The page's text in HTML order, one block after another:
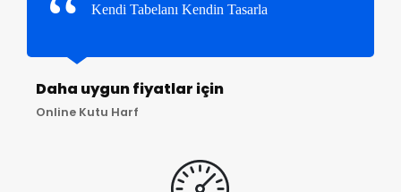
Kendi Tabelanı Kendin Tasarla
Daha uygun fiyatlar için
Online Kutu Harf